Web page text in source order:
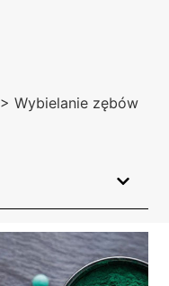
>Wybielanie zębów